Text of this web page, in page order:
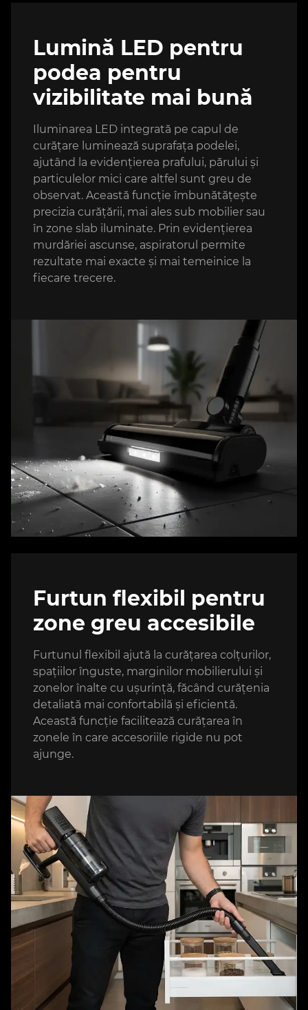
Lumină LED pentru
podea pentru
vizibilitate mai bună
Iluminarea LED integrată pe capul de
curățare luminează suprafața podelei,
ajutând la evidențierea prafului, părului și
particulelor mici care altfel sunt greu de
observat. Această funcție îmbunătățește
precizia curățării, mai ales sub mobilier sau
în zone slab iluminate. Prin evidențierea
murdăriei ascunse, aspiratorul permite
rezultate mai exacte și mai temeinice la
fiecare trecere.
Furtun flexibil pentru
zone greu accesibile
Furtunul flexibil ajută la curățarea colțurilor,
spațiilor înguste, marginilor mobilierului și
zonelor înalte cu ușurință, făcând curățenia
detaliată mai confortabilă și eficientă.
Această funcție facilitează curățarea în
zonele în care accesoriile rigide nu pot
ajunge.